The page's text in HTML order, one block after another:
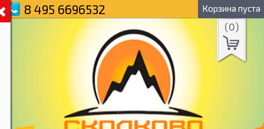
8 495 6696532 Корзина пуста
(0)